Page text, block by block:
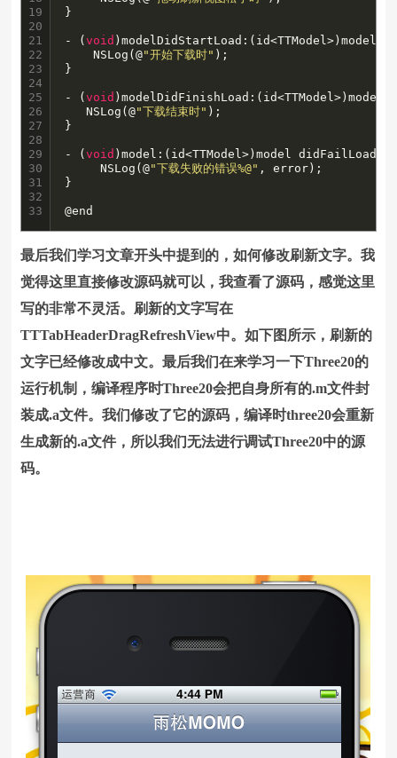
19
20
21
22
23
24
25
26
27
28
29
30
31
32
33
}
- (void )modelDidStartLoad:(id<TTModel>)model {
    NSLog(@
"开始下载时" );
}
- (void )modelDidFinishLoad:(id<TTModel>)model
   NSLog(@
"下载结束时" );
}
- (void )model:(id<TTModel>)model
     NSLog(@
"下载失败的错误%@" , error);
}
@end
最后我们学习文章开头中提到的，如何修改刷新文字。我
觉得这里直接修改源码就可以，我查看了源码，感觉这里
写的非常不灵活。刷新的文字写在
TTTabHeaderDragRefreshView中。如下图所示，刷新的
文字已经修改成中文。最后我们在来学习一下Three20的
运行机制，编译程序时Three20会把自身所有的.m文件封
装成.a文件。我们修改了它的源码，编译时three20会重新
生成新的.a文件，所以我们无法进行调试Three20中的源
码。